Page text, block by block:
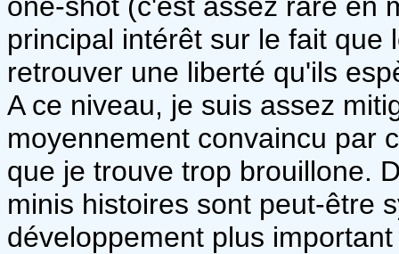
principal intérêt sur le fait que
retrouver une liberté qu'ils
A ce niveau, je suis assez
moyennement convaincu par
que je trouve trop brouillone.
minis histoires sont peut-être
développement plus